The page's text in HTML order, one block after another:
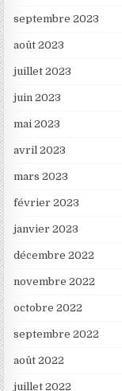
septembre 2023
août 2023
juillet 2023
juin 2023
mai 2023
avril 2023
mars 2023
février 2023
janvier 2023
décembre 2022
novembre 2022
octobre 2022
septembre 2022
août 2022
juillet 2022